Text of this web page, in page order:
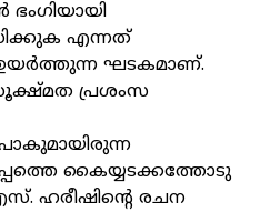
എന്നത്
ഉയർത്തുന്ന ഘടകമാണ്.
പ്രശംസ
കൈയ്യടക്കത്തോടു
ഹരീഷിന്റെ രചന